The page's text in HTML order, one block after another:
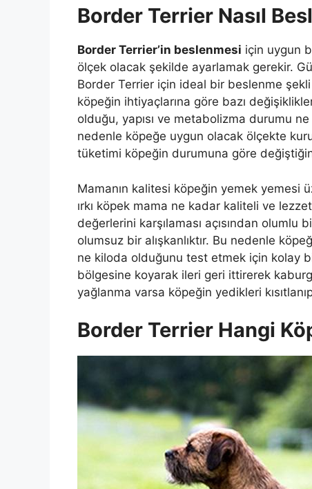
Border Terrier Nasıl
Border Terrier’in beslenmesi için uygun
ölçek olacak şekilde ayarlamak gerekir.
Border Terrier için ideal bir beslenme
köpeğin ihtiyaçlarına göre bazı
olduğu, yapısı ve metabolizma durumu
nedenle köpeğe uygun olacak ölçekte
tüketimi köpeğin durumuna göre
Mamanın kalitesi köpeğin yemek yemesi
ırkı köpek mama ne kadar kaliteli ve
değerlerini karşılaması açısından
olumsuz bir alışkanlıktır. Bu nedenle
ne kiloda olduğunu test etmek için kolay
bölgesine koyarak ileri geri ittirerek
yağlanma varsa köpeğin yedikleri
Border Terrier Hangi